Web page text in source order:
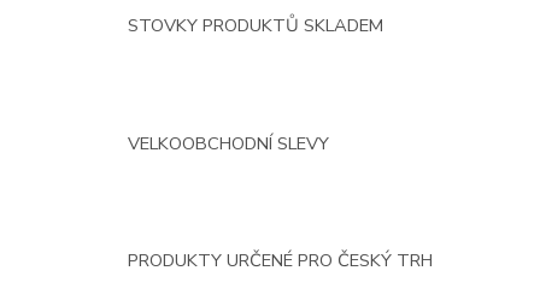
STOVKY PRODUKTŮ SKLADEM
VELKOOBCHODNÍ SLEVY
PRODUKTY URČENÉ PRO ČESKÝ TRH